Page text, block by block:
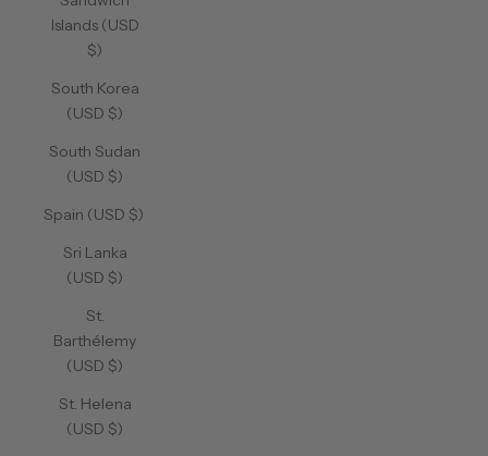
Islands (USD
$)
South Korea
(USD $)
South Sudan
(USD $)
Spain (USD $)
Sri Lanka
(USD $)
St.
Barthélemy
(USD $)
St. Helena
(USD $)